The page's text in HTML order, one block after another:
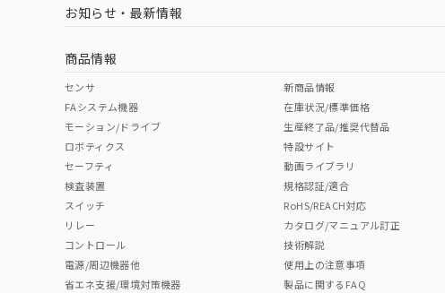
お知らせ・最新情報
商品情報
センサ
FAシステム機器
モーション/ドライブ
ロボティクス
セーフティ
検査装置
スイッチ
リレー
コントロール
電源/周辺機器他
省エネ支援/環境対策機器
新商品情報
在庫状況/標準価格
生産終了品/推奨代替品
特設サイト
動画ライブラリ
規格認証/適合
RoHS/REACH対応
カタログ/マニュアル訂正
技術解説
使用上の注意事項
製品に関するFAQ